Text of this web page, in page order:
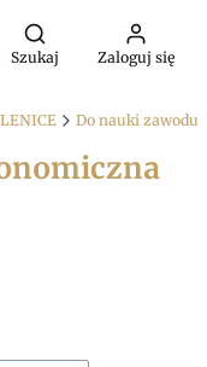
Otwórz wyszukiwarkę
Szukaj Zaloguj się
Do nauki zawodu